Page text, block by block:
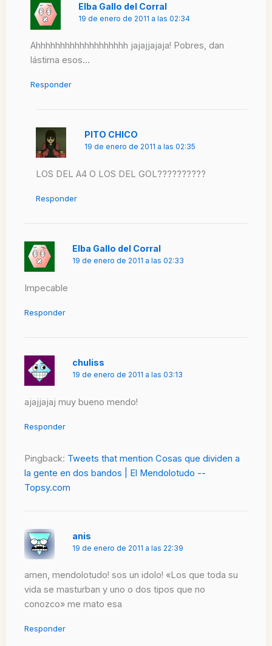
Elba Gallo del Corral
19 de enero de 2011 a las 02:34
Ahhhhhhhhhhhhhhhhhhh jajajjajaja! Pobres, dan
lástima esos…
Responder
PITO CHICO
19 de enero de 2011 a las 02:35
LOS DEL A4 O LOS DEL GOL??????????
Responder
Elba Gallo del Corral
19 de enero de 2011 a las 02:33
Impecable
Responder
chuliss
19 de enero de 2011 a las 03:13
ajajjajaj muy bueno mendo!
Responder
Pingback: Tweets that mention Cosas que dividen a
la gente en dos bandos | El Mendolotudo --
Topsy.com
anis
19 de enero de 2011 a las 22:39
amen, mendolotudo! sos un idolo! «Los que toda su
vida se masturban y uno o dos tipos que no
conozco» me mato esa
Responder